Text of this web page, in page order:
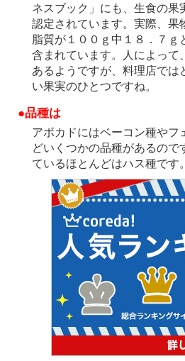
ネスブック」にも、生食の果
認定されています。実際、果
脂質が１００ｇ中１８．７ｇ
含まれています。人によって
あるようですが、料理店では
い果実のひとつですね。
●品種は
アボカドにはベーコン種やフ
どいくつかの品種があるので
ているほとんどはハス種です。